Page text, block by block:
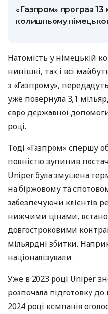
«Газпром» програв 13
колишньому
Натомість у німецькій
нинішні, так і всі
з «Газпрому»,
уже повернула 3,1
євро державної
році.
Тоді «Газпром» спершу
повністю зупинив
Uniper була змушена
на біржовому та
забезпечуючи клієнтів
нижчими цінами,
довгостроковими
мільярдні збитки.
націоналізували.
Уже в 2023 році Uniper
розпочала підготовку до
2024 році компанія